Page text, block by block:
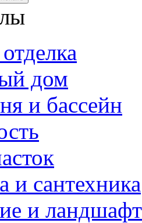
дом
и бассейн
и сантехника
и